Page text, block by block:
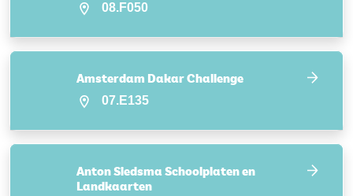
08.F050
Amsterdam Dakar Challenge
07.E135
Anton Siedsma Schoolplaten en
Landkaarten